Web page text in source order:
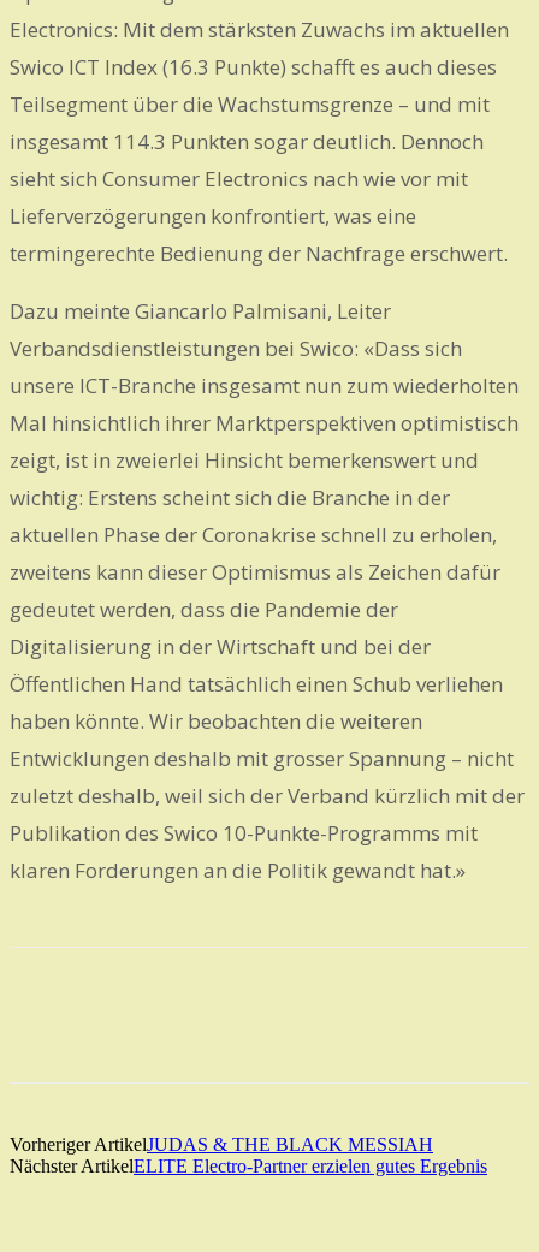
Electronics: Mit dem stärksten Zuwachs im aktuellen
Swico ICT Index (16.3 Punkte) schafft es auch dieses
Teilsegment über die Wachstumsgrenze – und mit
insgesamt 114.3 Punkten sogar deutlich. Dennoch
sieht sich Consumer Electronics nach wie vor mit
Lieferverzögerungen konfrontiert, was eine
termingerechte Bedienung der Nachfrage erschwert.
Dazu meinte Giancarlo Palmisani, Leiter
Verbandsdienstleistungen bei Swico: «Dass sich
unsere ICT-Branche insgesamt nun zum wiederholten
Mal hinsichtlich ihrer Marktperspektiven optimistisch
zeigt, ist in zweierlei Hinsicht bemerkenswert und
wichtig: Erstens scheint sich die Branche in der
aktuellen Phase der Coronakrise schnell zu erholen,
zweitens kann dieser Optimismus als Zeichen dafür
gedeutet werden, dass die Pandemie der
Digitalisierung in der Wirtschaft und bei der
Öffentlichen Hand tatsächlich einen Schub verliehen
haben könnte. Wir beobachten die weiteren
Entwicklungen deshalb mit grosser Spannung – nicht
zuletzt deshalb, weil sich der Verband kürzlich mit der
Publikation des Swico 10-Punkte-Programms mit
klaren Forderungen an die Politik gewandt hat.»
Vorheriger ArtikelJUDAS & THE BLACK MESSIAH
Nächster ArtikelELITE Electro-Partner erzielen gutes Ergebnis